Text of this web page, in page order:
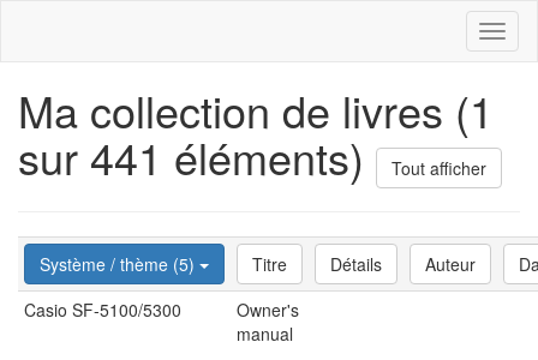
Ma collection de livres (1
sur 441 éléments) Tout afficher
Système / thème (5) Titre Détails Auteur
Casio SF-5100/5300
Owner's
manual